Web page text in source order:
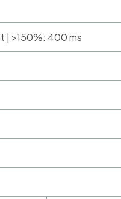
| >150%: 400 ms